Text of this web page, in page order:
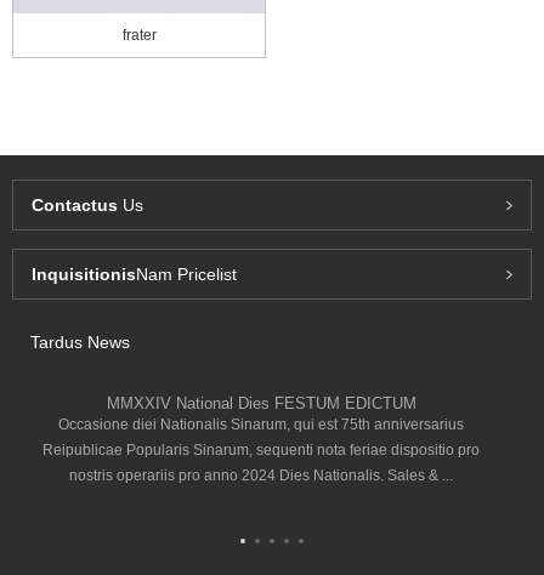
frater
Contactus Us
InquisitionisNam Pricelist
Tardus News
MMXXIV National Dies FESTUM EDICTUM
Occasione diei Nationalis Sinarum, qui est 75th anniversarius
Reipublicae Popularis Sinarum, sequenti nota feriae dispositio pro
nostris operariis pro anno 2024 Dies Nationalis. Sales & ...